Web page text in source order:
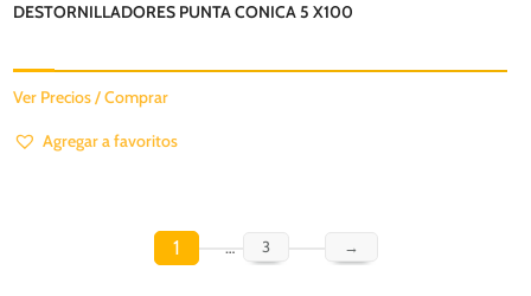
DESTORNILLADORES PUNTA CONICA 5 X100
Ver Precios / Comprar
Agregar a favoritos
1 … 3 →